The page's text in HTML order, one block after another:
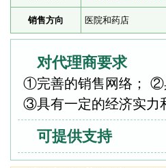
销售方向 医院和药店
对代理商要求
①完善的销售网络； ②
③具有一定的经济实力
可提供支持